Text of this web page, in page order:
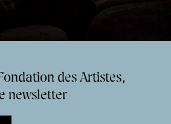
des Artistes,
newsletter